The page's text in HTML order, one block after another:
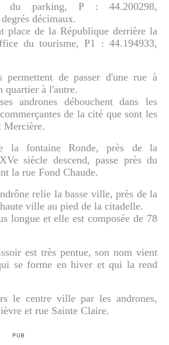
du parking, P : 44.200298,
décimaux.
place de la République derrière la
du tourisme, P1 : 44.194933,
permettent de passer d'une rue à
quartier à l'autre.
andrones débouchent dans les
de la cité que sont les
Mercière.
la fontaine Ronde, près de la
siècle descend, passe près du
la rue Fond Chaude.
relie la basse ville, près de la
ville au pied de la citadelle.
longue et elle est composée de 78
est très pentue, son nom vient
se forme en hiver et qui la rend
le centre ville par les andrones,
et rue Sainte Claire.